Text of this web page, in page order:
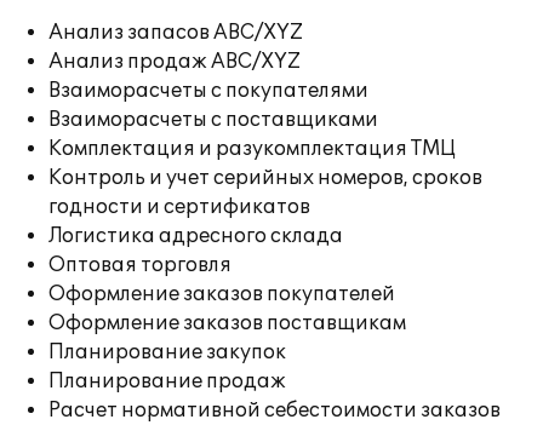
Анализ запасов ABC/XYZ
Анализ продаж ABC/XYZ
Взаиморасчеты с покупателями
Взаиморасчеты с поставщиками
Комплектация и разукомплектация ТМЦ
Контроль и учет серийных номеров, сроков
годности и сертификатов
Логистика адресного склада
Оптовая торговля
Оформление заказов покупателей
Оформление заказов поставщикам
Планирование закупок
Планирование продаж
Расчет нормативной себестоимости заказов